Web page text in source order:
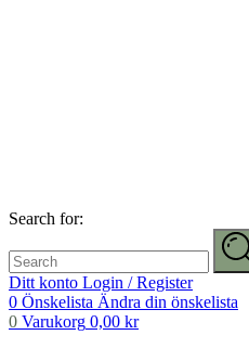
Search for:
Ditt konto Login / Register
0 Önskelista Ändra din önskelista
0 Varukorg 0,00 kr